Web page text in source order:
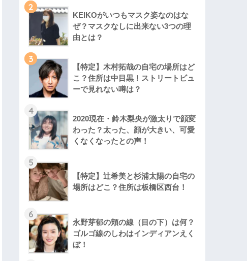
2
KEIKOがいつもマスク姿なのはな
ぜ？マスクなしに出来ない3つの理
由とは？
3
【特定】木村拓哉の自宅の場所はど
こ？住所は中目黒！ストリートビュ
ーで見れない噂は？
4
2020現在・鈴木梨央が激太りで顔変
わった？太った、顔が大きい、可愛
くなくなったとの声！
5
【特定】辻希美と杉浦太陽の自宅の
場所はどこ？住所は板橋区西台！
6
永野芽郁の頬の線（目の下）は何？
ゴルゴ線のしわはインディアンえく
ぼ！